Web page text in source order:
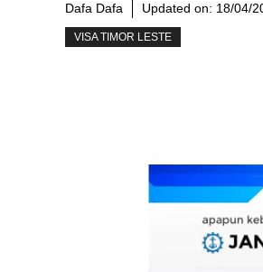
Dafa Dafa Updated on: 18/04/
VISA TIMOR LESTE